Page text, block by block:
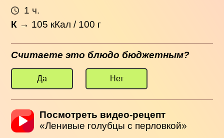
1 ч.
К → 105 кКал / 100 г
Считаете это блюдо бюджетным?
Да Нет
Посмотреть видео-рецепт
«Ленивые голубцы с перловкой»